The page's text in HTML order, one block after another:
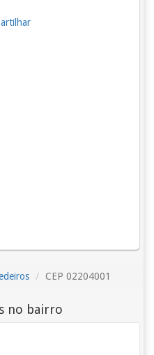
CEP 02204001
no bairro